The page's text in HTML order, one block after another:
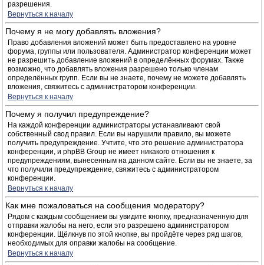
разрешения.
Вернуться к началу
Почему я не могу добавлять вложения?
Право добавления вложений может быть предоставлено на уровне
форума, группы или пользователя. Администратор конференции может
не разрешить добавление вложений в определённых форумах. Также
возможно, что добавлять вложения разрешено только членам
определённых групп. Если вы не знаете, почему не можете добавлять
вложения, свяжитесь с администратором конференции.
Вернуться к началу
Почему я получил предупреждение?
На каждой конференции администраторы устанавливают свой
собственный свод правил. Если вы нарушили правило, вы можете
получить предупреждение. Учтите, что это решение администратора
конференции, и phpBB Group не имеет никакого отношения к
предупреждениям, вынесенным на данном сайте. Если вы не знаете, за
что получили предупреждение, свяжитесь с администратором
конференции.
Вернуться к началу
Как мне пожаловаться на сообщения модератору?
Рядом с каждым сообщением вы увидите кнопку, предназначенную для
отправки жалобы на него, если это разрешено администратором
конференции. Щёлкнув по этой кнопке, вы пройдёте через ряд шагов,
необходимых для оправки жалобы на сообщение.
Вернуться к началу